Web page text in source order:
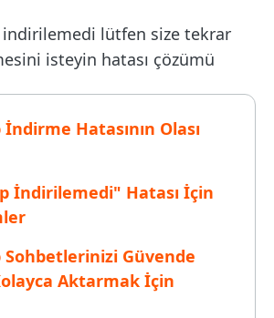
Hatasının Olası
İndirilemedi" Hatası İçin
Sohbetlerinizi Güvende
Aktarmak İçin